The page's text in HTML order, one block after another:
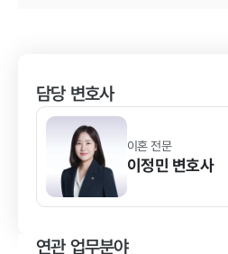
담당 변호사
이혼 전문
이정민 변호사
연관 업무분야